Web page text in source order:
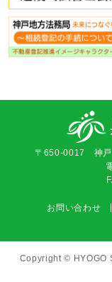
〒650-0017 神戸
お問い合わせ
Copyright © HYOGO